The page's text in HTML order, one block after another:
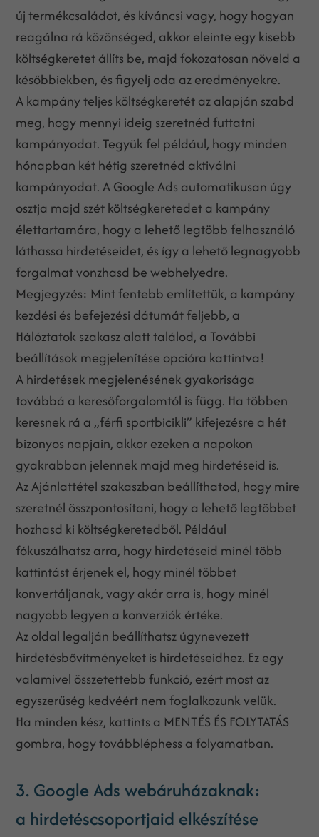
új termékcsaládot, és kíváncsi vagy, hogy hogyan
reagálna rá közönséged, akkor eleinte egy kisebb
költségkeretet állíts be, majd fokozatosan növeld a
későbbiekben, és figyelj oda az eredményekre.
A kampány teljes költségkeretét az alapján szabd
meg, hogy mennyi ideig szeretnéd futtatni
kampányodat. Tegyük fel például, hogy minden
hónapban két hétig szeretnéd aktiválni
kampányodat. A Google Ads automatikusan úgy
osztja majd szét költségkeretedet a kampány
élettartamára, hogy a lehető legtöbb felhasználó
láthassa hirdetéseidet, és így a lehető legnagyobb
forgalmat vonzhasd be webhelyedre.
Megjegyzés: Mint fentebb említettük, a kampány
kezdési és befejezési dátumát feljebb, a
Hálóztatok szakasz alatt találod, a További
beállítások megjelenítése opcióra kattintva!
A hirdetések megjelenésének gyakorisága
továbbá a keresőforgalomtól is függ. Ha többen
keresnek rá a „férfi sportbicikli” kifejezésre a hét
bizonyos napjain, akkor ezeken a napokon
gyakrabban jelennek majd meg hirdetéseid is.
Az Ajánlattétel szakaszban beállíthatod, hogy mire
szeretnél összpontosítani, hogy a lehető legtöbbet
hozhasd ki költségkeretedből. Például
fókuszálhatsz arra, hogy hirdetéseid minél több
kattintást érjenek el, hogy minél többet
konvertáljanak, vagy akár arra is, hogy minél
nagyobb legyen a konverziók értéke.
Az oldal legalján beállíthatsz úgynevezett
hirdetésbővítményeket is hirdetéseidhez. Ez egy
valamivel összetettebb funkció, ezért most az
egyszerűség kedvéért nem foglalkozunk velük.
Ha minden kész, kattints a MENTÉS ÉS FOLYTATÁS
gombra, hogy továbbléphess a folyamatban.
3. Google Ads webáruházaknak:
a hirdetéscsoportjaid elkészítése